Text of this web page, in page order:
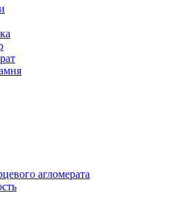
агломерата